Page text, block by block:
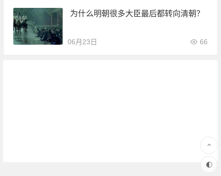
为什么明朝很多大臣最后都转向清朝？
06月23日 66